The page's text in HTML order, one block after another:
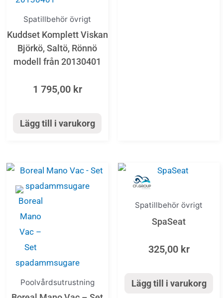
Spatillbehör övrigt
Kuddset Komplett Viskan
Björkö, Saltö, Rönnö
modell från 20130401
1 795,00 kr
Lägg till i varukorg
Poolvårdsutrustning
Spatillbehör övrigt
SpaSeat
325,00 kr
Lägg till i varukorg